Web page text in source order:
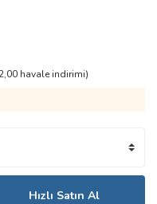
havale indirimi)
Hızlı Satın Al